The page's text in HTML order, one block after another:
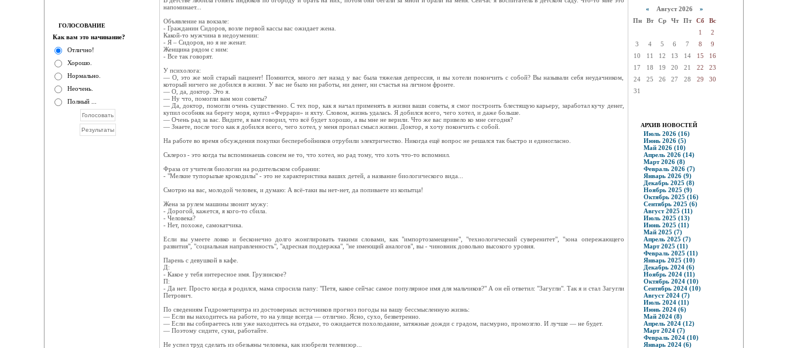
ГОЛОСОВАНИЕ
Как вам это начинание?
Отлично!
Хорошо.
Нормально.
Неочень.
Полный ...
напоминает...
Объявление на вокзале:
- Гражданин Сидоров, возле первой кассы вас ожидает жена.
Какой-то мужчина в недоумении:
- Я – Сидоров, но я не женат.
Женщина рядом с ним:
- Все так говорят.
У психолога:
— О, это же мой старый пациент! Помнится, много лет назад у вас была тяжелая депрессия, и вы хотели покончить с собой? Вы называли себя неудачником,
который ничего не добился в жизни. У вас не было ни работы, ни денег, ни счастья на личном фронте.
— О, да, доктор. Это я.
— Ну что, помогли вам мои советы?
— Да, доктор, помогли очень существенно. С тех пор, как я начал применять в жизни ваши советы, я смог построить блестящую карьеру, заработал кучу денег,
купил особняк на берегу моря, купил «Феррари» и яхту. Словом, жизнь удалась. Я добился всего, чего хотел, и даже больше.
— Очень рад за вас. Видите, я вам говорил, что всё будет хорошо, а вы мне не верили. Что же вас привело ко мне сегодня?
— Знаете, после того как я добился всего, чего хотел, у меня пропал смысл жизни. Доктор, я хочу покончить с собой.
На работе во время обсуждения покупки бесперебойников отрубили электричество. Никогда ещё вопрос не решался так быстро и единогласно.
Склероз - это когда ты вспоминаешь совсем не то, что хотел, но рад тому, что хоть что-то вспомнил.
Фраза от учителя биологии на родительском собрании:
- "Мелкие тупорылые крокодилы" - это не характеристика ваших детей, а название биологического вида...
Смотрю на вас, молодой человек, и думаю: А всё-таки вы нет-нет, да попиваете из копытца!
Жена за рулем машины звонит мужу:
- Дорогой, кажется, я кого-то сбила.
- Человека?
- Нет, похоже, самокатчика.
Если вы умеете ловко и бесконечно долго жонглировать такими словами, как "импортозамещение", "технологический суверенитет", "зона опережающего
развития", "социальная направленность", "адресная поддержка", "не имеющий аналогов", вы - чиновник довольно высокого уровня.
Парень с девушкой в кафе.
Д:
- Какое у тебя интересное имя. Грузинское?
П:
- Да нет. Просто когда я родился, мама спросила папу: "Петя, какое сейчас самое популярное имя для мальчиков?" А он ей ответил: "Загугли". Так я и стал Загугли
Петрович.
По сведениям Гидрометцентра из достоверных источников прогноз погоды на вашу бессмысленную жизнь:
— Если вы находитесь на работе, то на улице всегда — отлично. Ясно, сухо, безветренно.
— Если вы собираетесь или уже находитесь на отдыхе, то ожидается похолодание, затяжные дожди с градом, пасмурно, промозгло. И лучше — не будет.
— Поэтому сидите, суки, работайте.
Не успел труд сделать из обезьяны человека, как изобрели телевизор...
« Август 2026 »
Пн
Вт Ср Чт Пт Сб
Вс
1
2
3
4 5 6 7 8
9
10
11 12 13 14 15
16
17
18 19 20 21 22
23
24
25 26 27 28 29
30
31
АРХИВ НОВОСТЕЙ
Июль 2026 (16)
Июнь 2026 (5)
Май 2026 (10)
Апрель 2026 (14)
Март 2026 (8)
Февраль 2026 (7)
Январь 2026 (9)
Декабрь 2025 (8)
Ноябрь 2025 (9)
Октябрь 2025 (16)
Сентябрь 2025 (6)
Август 2025 (11)
Июль 2025 (13)
Июнь 2025 (11)
Май 2025 (7)
Апрель 2025 (7)
Март 2025 (11)
Февраль 2025 (11)
Январь 2025 (10)
Декабрь 2024 (6)
Ноябрь 2024 (11)
Октябрь 2024 (10)
Сентябрь 2024 (10)
Август 2024 (7)
Июль 2024 (11)
Июнь 2024 (6)
Май 2024 (8)
Апрель 2024 (12)
Март 2024 (7)
Февраль 2024 (10)
Январь 2024 (6)